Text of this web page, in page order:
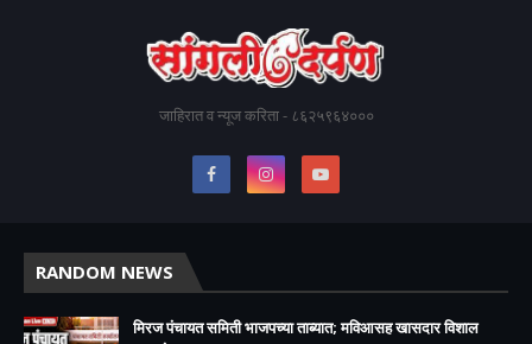
जाहिरात व न्यूज करिता - ८६२५९६४०००
RANDOM NEWS
मिरज पंचायत समिती भाजपच्या ताब्यात; मविआसह खासदार विशाल